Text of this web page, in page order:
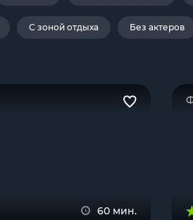
С зоной отдыха Без актеров
60 мин.